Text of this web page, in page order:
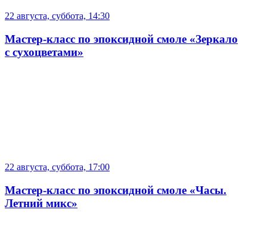
22 августа, суббота, 14:30
Мастер-класс по эпоксидной смоле «Зеркало
с сухоцветами»
22 августа, суббота, 17:00
Мастер-класс по эпоксидной смоле «Часы.
Летний микс»